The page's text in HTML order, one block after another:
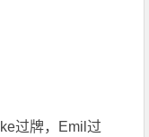
过牌，Emil过